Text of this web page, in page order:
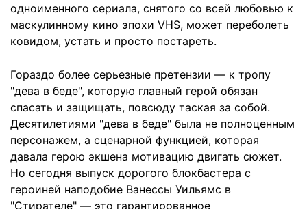
одноименного сериала, снятого со всей любовью к
маскулинному кино эпохи VHS, может переболеть
ковидом, устать и просто постареть.
Гораздо более серьезные претензии — к тропу
"дева в беде", которую главный герой обязан
спасать и защищать, повсюду таская за собой.
Десятилетиями "дева в беде" была не полноценным
персонажем, а сценарной функцией, которая
давала герою экшена мотивацию двигать сюжет.
Но сегодня выпуск дорогого блокбастера с
героиней наподобие Ванессы Уильямс в
"Стирателе" — это гарантированное